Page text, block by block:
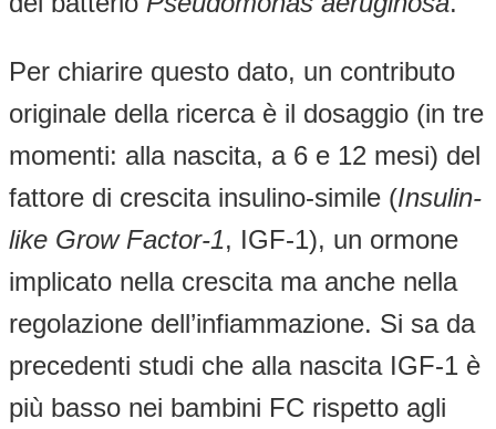
Per chiarire questo dato, un contributo
originale della ricerca è il dosaggio (in tre
momenti: alla nascita, a 6 e 12 mesi) del
fattore di crescita insulino-simile (Insulin-
like Grow Factor-1, IGF-1), un ormone
implicato nella crescita ma anche nella
regolazione dell’infiammazione. Si sa da
precedenti studi che alla nascita IGF-1 è
più basso nei bambini FC rispetto agli